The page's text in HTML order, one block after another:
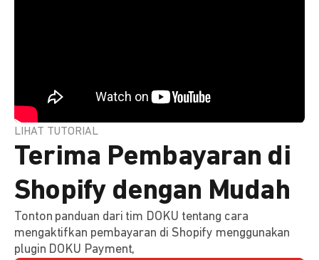
LIHAT TUTORIAL
Terima Pembayaran di
Shopify dengan Mudah
Tonton panduan dari tim DOKU tentang cara
mengaktifkan pembayaran di Shopify menggunakan
plugin DOKU Payment,